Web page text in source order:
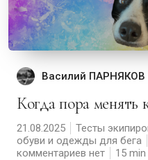
Василий ПАРНЯКОВ
Когда пора менять
21.08.2025 Тесты
обуви и одежды для бега
комментариев нет
15